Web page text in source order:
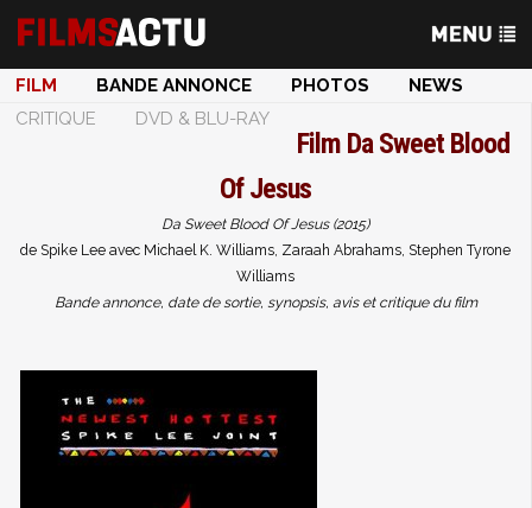
FILM BANDE ANNONCE PHOTOS
NEWS
CRITIQUE
DVD & BLU-RAY
Film Da Sweet Blood
Of Jesus
Da Sweet Blood Of Jesus (2015)
de Spike Lee avec Michael K. Williams, Zaraah Abrahams, Stephen Tyrone
Williams
Bande annonce, date de sortie, synopsis, avis et critique du film